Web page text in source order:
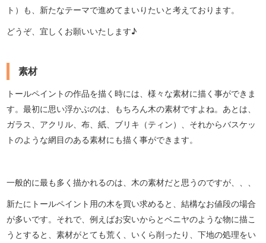
ト）も、新たなテーマで進めてまいりたいと考えております。
どうぞ、宜しくお願いいたします♪
素材
トールペイントの作品を描く時には、様々な素材に描く事ができま
す。最初に思い浮かぶのは、もちろん木の素材ですよね。あとは、
ガラス、アクリル、布、紙、ブリキ（ティン）、それからバスケッ
トのような網目のある素材にも描く事ができます。
一般的に最も多く描かれるのは、木の素材だと思うのですが、、、
新たにトールペイント用の木を買い求めると、結構なお値段の場合
が多いです。それで、例えばお安いからとベニヤのような物に描こ
うとすると、素材がとても荒く、いくら削ったり、下地の処理をい